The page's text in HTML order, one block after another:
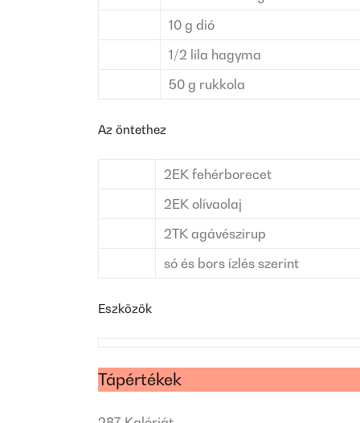
10 g dió
1/2 lila hagyma
50 g rukkola
Az öntethez
2EK fehérborecet
2EK olívaolaj
2TK agávészirup
só és bors ízlés szerint
Eszközök
Tápértékek